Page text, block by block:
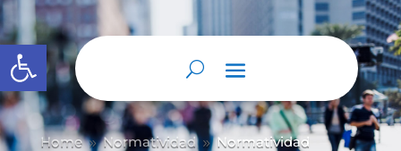
Abrir barra de herramientas
Home 9 Normatividad 9 Normatividad